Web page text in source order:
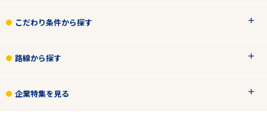
こだわり条件から探す
路線から探す
企業特集を見る